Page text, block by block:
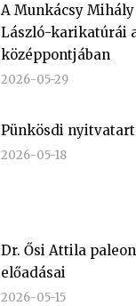
A Munkácsy
László-karikatúrái
középpontjában
2026-05-29
Pünkösdi
2026-05-18
Dr. Ősi Attila
előadásai
2026-05-15